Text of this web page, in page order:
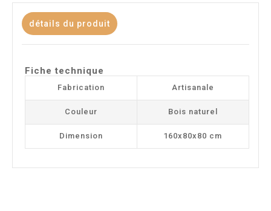
détails du produit
Fiche technique
Fabrication Artisanale
Couleur Bois naturel
Dimension 160x80x80 cm